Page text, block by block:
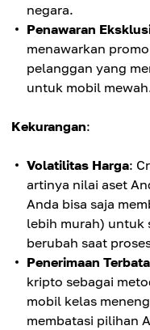
negara.
Penawaran
menawarkan
pelanggan yang
untuk mobil
Kekurangan:
Volatilitas Harga:
artinya nilai aset
Anda bisa saja
lebih murah) untuk
berubah saat
Penerimaan
kripto sebagai
mobil kelas
membatasi pilihan